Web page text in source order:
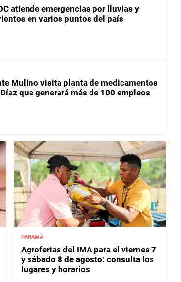
atiende emergencias por lluvias y
en varios puntos del país
Mulino visita planta de medicamentos
que generará más de 100 empleos
PANAMÁ
Agroferias del IMA para el viernes 7
y sábado 8 de agosto: consulta los
lugares y horarios